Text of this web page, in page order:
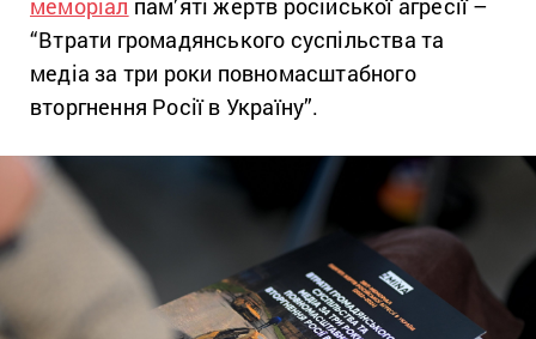
“Втрати громадянського суспільства та
медіа за три роки повномасштабного
вторгнення Росії в Україну”.